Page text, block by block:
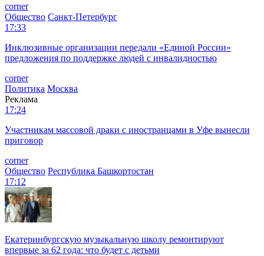
corner
Общество Санкт-Петербург
17:33
Инклюзивные организации передали «Единой России»
предложения по поддержке людей с инвалидностью
corner
Политика Москва
Реклама
17:24
Участникам массовой драки с иностранцами в Уфе вынесли
приговор
corner
Общество Республика Башкортостан
17:12
Екатеринбургскую музыкальную школу ремонтируют
впервые за 62 года: что будет с детьми